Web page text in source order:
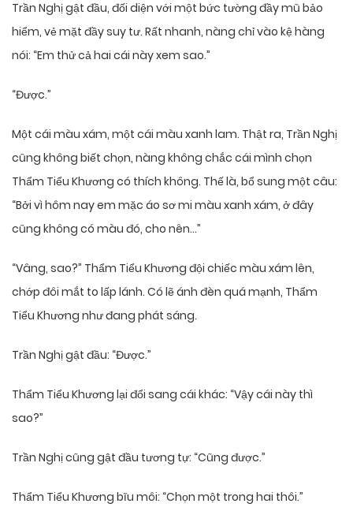
Trần Nghị gật đầu, đối diện với một bức tường đầy mũ bảo
hiểm, vẻ mặt đầy suy tư. Rất nhanh, nàng chỉ vào kệ hàng
nói: “Em thử cả hai cái này xem sao.”
“Được.”
Một cái màu xám, một cái màu xanh lam. Thật ra, Trần Nghị
cũng không biết chọn, nàng không chắc cái mình chọn
Thẩm Tiểu Khương có thích không. Thế là, bổ sung một câu:
“Bởi vì hôm nay em mặc áo sơ mi màu xanh xám, ở đây
cũng không có màu đó, cho nên…”
“Vâng, sao?” Thẩm Tiểu Khương đội chiếc màu xám lên,
chớp đôi mắt to lấp lánh. Có lẽ ánh đèn quá mạnh, Thẩm
Tiểu Khương như đang phát sáng.
Trần Nghị gật đầu: “Được.”
Thẩm Tiểu Khương lại đổi sang cái khác: “Vậy cái này thì
sao?”
Trần Nghị cũng gật đầu tương tự: “Cũng được.”
Thẩm Tiểu Khương bĩu môi: “Chọn một trong hai thôi.”